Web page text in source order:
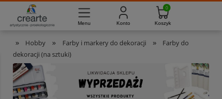
» Hobby » Farby i markery do dekoracji »
Farby do
dekoracji (na sztuki)
Masz pytania? 733-012-789 Pon. - Pt. 8:00 - 16:00